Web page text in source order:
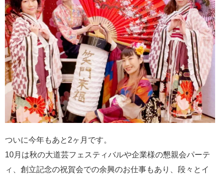
ついに今年もあと2ヶ月です。
10月は秋の大道芸フェスティバルや企業様の懇親会パーテ
ィ、創立記念の祝賀会での余興のお仕事もあり、段々とイ